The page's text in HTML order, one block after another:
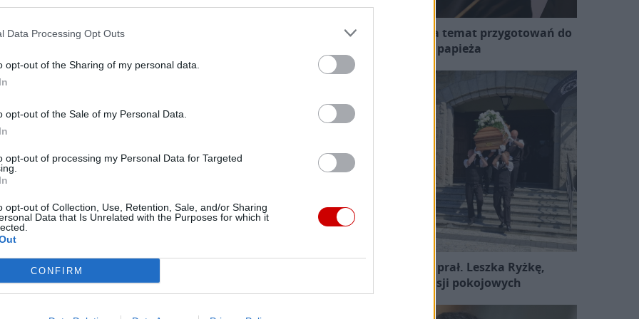
Data Processing Opt Outs
opt-out of the Sharing of my personal data.
opt-out of the Sale of my Personal Data.
opt-out of processing my Personal Data for Targeted
opt-out of Collection, Use, Retention, Sale, and/or Sharing
Data that Is Unrelated with the Purposes for which it
CONFIRM
19 20
Przewodniczący KEP na temat przygotowań do
wizyty papieża
Pożegnano śp. ks. prał. Leszka Ryżkę,
uczestnika misji pokojowych